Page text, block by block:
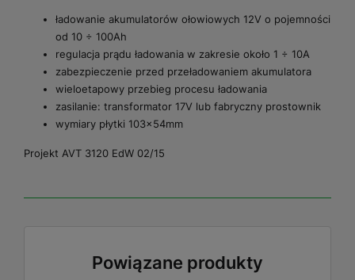
ładowanie akumulatorów ołowiowych 12V o pojemności
od 10 ÷ 100Ah
regulacja prądu ładowania w zakresie około 1 ÷ 10A
zabezpieczenie przed przeładowaniem akumulatora
wieloetapowy przebieg procesu ładowania
zasilanie: transformator 17V lub fabryczny prostownik
wymiary płytki 103x54mm
Projekt AVT 3120 EdW 02/15
Powiązane produkty